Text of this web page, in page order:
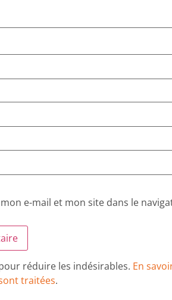
e-mail et mon site dans le
réduire les indésirables. En
traitées.